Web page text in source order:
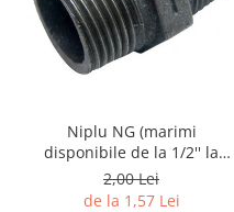
Niplu NG (marimi
disponibile de la 1/2'' la
2.1/2'')
2,00 Lei
de la 1,57 Lei